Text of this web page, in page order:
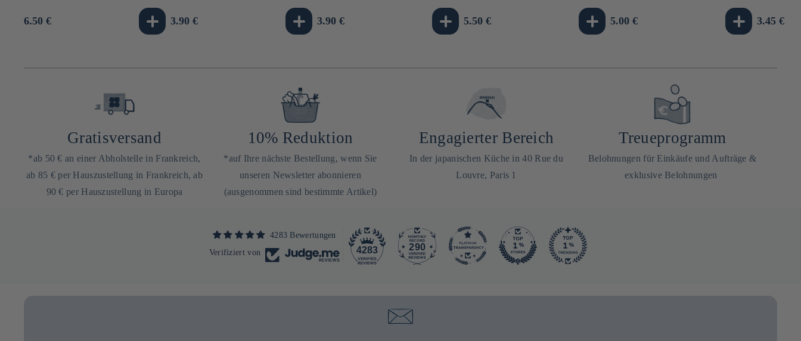
Normaler
6.50 €
Normaler
3.90 €
Normaler
3.90 €
Normaler
5.50 €
Normaler
5.00 €
Normaler
3.45 €
Gratisversand
*ab 50 € an einer Abholstelle in Frankreich,
ab 85 € per Hauszustellung in Frankreich, ab
90 € per Hauszustellung in Europa
10% Reduktion
*auf Ihre nächste Bestellung, wenn Sie
unseren Newsletter abonnieren
(ausgenommen sind bestimmte Artikel)
Engagierter Bereich
In der japanischen Küche in 40 Rue du
Louvre, Paris 1
Treueprogramm
Belohnungen für Einkäufe und Aufträge &
exklusive Belohnungen
4283 Bewertungen
Verifiziert von
4283 290